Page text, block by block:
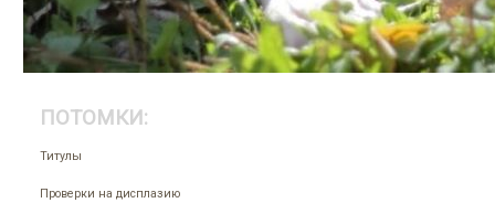
ПОТОМКИ:
Титулы
Проверки на дисплазию